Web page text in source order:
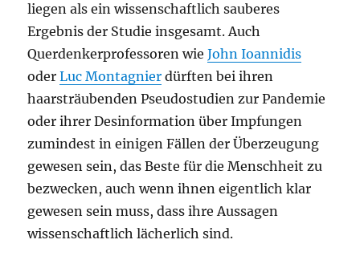
liegen als ein wissenschaftlich sauberes
Ergebnis der Studie insgesamt. Auch
Querdenkerprofessoren wieJohn Ioannidis
oderLuc Montagnier dürften bei ihren
haarsträubenden Pseudostudien zur Pandemie
oder ihrer Desinformation über Impfungen
zumindest in einigen Fällen der Überzeugung
gewesen sein, das Beste für die Menschheit zu
bezwecken, auch wenn ihnen eigentlich klar
gewesen sein muss, dass ihre Aussagen
wissenschaftlich lächerlich sind.